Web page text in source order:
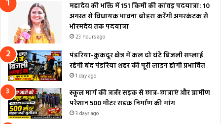
महादेव की भक्ति में 151 किमी की कांवड़ पदयात्रा: 10
अगस्त से विधायक भावना बोहरा करेंगी अमरकंटक से
भोरमदेव तक पदयात्रा
23 hours ago
पंडरिया-कुकदूर क्षेत्र में कल दो घंटे बिजली सप्लाई
रहेगी बंद पंडरिया शहर की पूरी लाइन होगी प्रभावित
1 day ago
स्कूल मार्ग की जर्जर सड़क से छात्र-छात्राएं और ग्रामीण
परेशान 500 मीटर सड़क निर्माण की मांग
3 days ago